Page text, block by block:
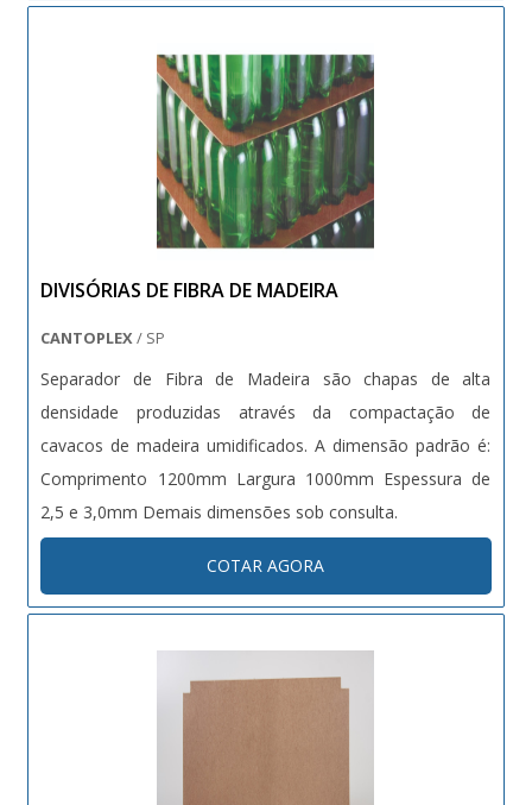
DIVISÓRIAS DE FIBRA DE MADEIRA
CANTOPLEX/ SP
Separador de Fibra de Madeira são chapas de alta
densidade produzidas através da compactação de
cavacos de madeira umidificados. A dimensão padrão é:
Comprimento 1200mm Largura 1000mm Espessura de
2,5 e 3,0mm Demais dimensões sob consulta.
COTAR AGORA